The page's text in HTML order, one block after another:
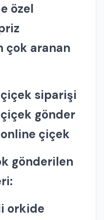
özel
çok aranan
siparişi
gönder
çiçek
gönderilen
orkide